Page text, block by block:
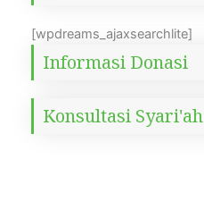
[wpdreams_ajaxsearchlite]
Informasi Donasi
Konsultasi Syari'ah